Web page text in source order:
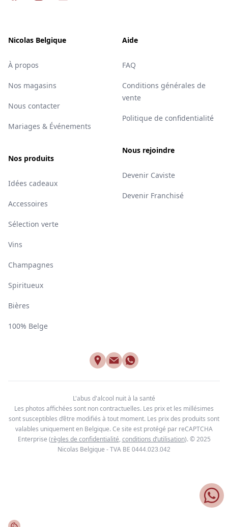
Nicolas Belgique
À propos
Nos magasins
Nous contacter
Mariages & Événements
Nos produits
Idées cadeaux
Accessoires
Sélection verte
Vins
Champagnes
Spiritueux
Bières
100% Belge
Aide
FAQ
Conditions générales de
vente
Politique de confidentialité
Nous rejoindre
Devenir Caviste
Devenir Franchisé
L'abus d'alcool nuit à la santé
Les photos affichées sont non contractuelles. Les prix et les millésimes
sont susceptibles d’être modifiés à tout moment. Les prix des produits sont
valables uniquement en Belgique. Ce site est protégé par reCAPTCHA
Enterprise (règles de confidentialité, conditions d’utilisation). © 2025
Nicolas Belgique - TVA BE 0444.023.042